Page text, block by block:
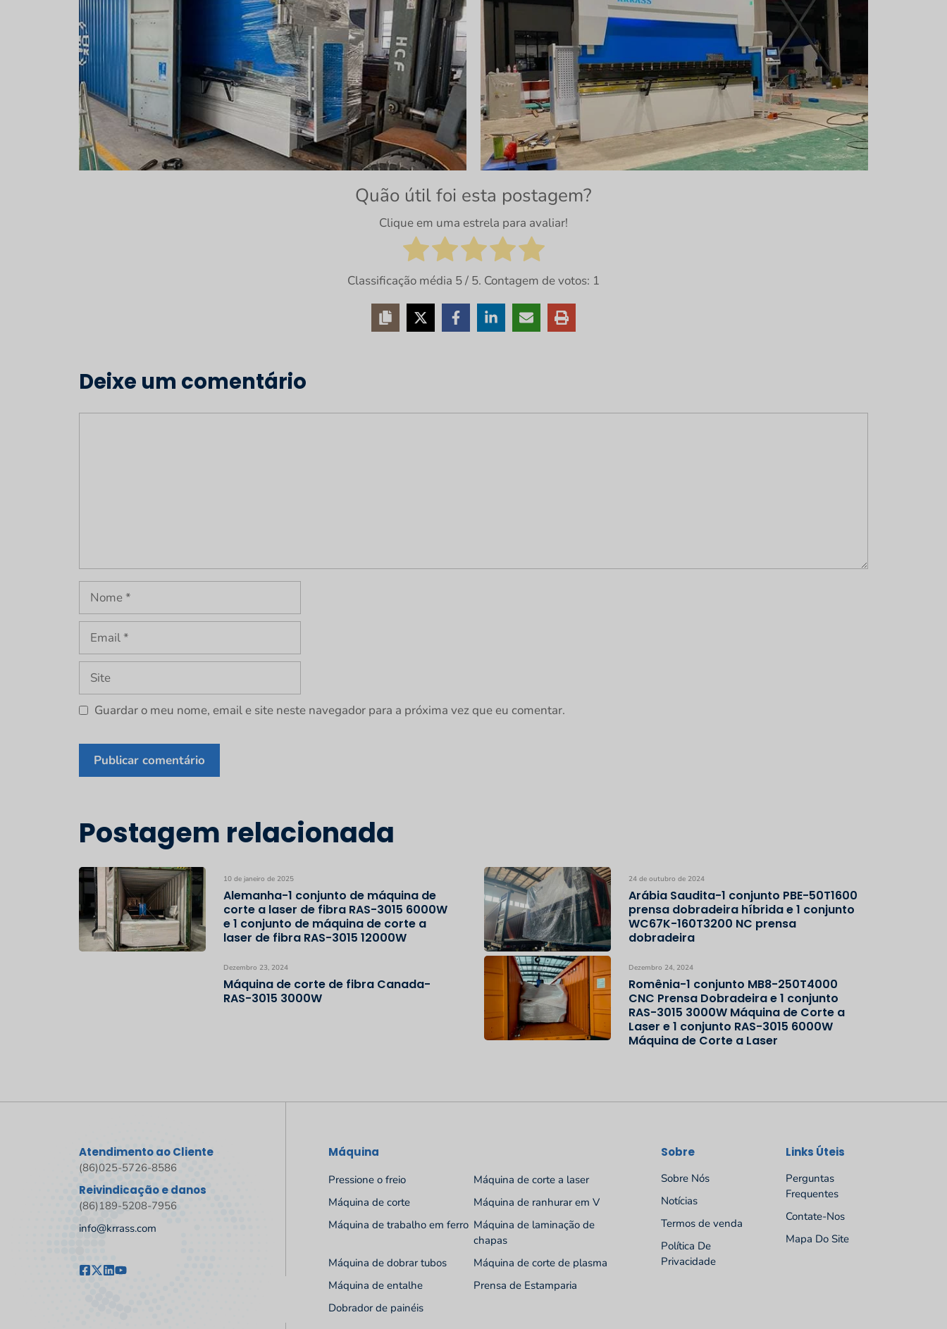
Quão útil foi esta postagem?
Clique em uma estrela para avaliar!
Classificação média 5/ 5. Contagem de votos: 1
Deixe um comentário
Guardar o meu nome, email e site neste navegador para a próxima vez que eu comentar.
Postagem relacionada
10 de janeiro de 2025
Alemanha-1 conjunto de máquina de
corte a laser de fibra RAS-3015 6000W
e 1 conjunto de máquina de corte a
laser de fibra RAS-3015 12000W
24 de outubro de 2024
Arábia Saudita-1 conjunto PBE-50T1600
prensa dobradeira híbrida e 1 conjunto
WC67K-160T3200 NC prensa
dobradeira
Dezembro 23, 2024
Máquina de corte de fibra Canada-
RAS-3015 3000W
Dezembro 24, 2024
Romênia-1 conjunto MB8-250T4000
CNC Prensa Dobradeira e 1 conjunto
RAS-3015 3000W Máquina de Corte a
Laser e 1 conjunto RAS-3015 6000W
Máquina de Corte a Laser
Atendimento ao Cliente
(86)025-5726-8586
Reivindicação e danos
(86)189-5208-7956
info@krrass.com
Máquina
Pressione o freio
Máquina de corte a laser
Máquina de corte
Máquina de ranhurar em V
Máquina de trabalho em ferro Máquina de laminação de
chapas
Máquina de dobrar tubos
Máquina de corte de plasma
Máquina de entalhe
Prensa de Estamparia
Dobrador de painéis
Sobre
Sobre Nós
Notícias
Termos de venda
Política De
Privacidade
Links Úteis
Perguntas
Frequentes
Contate-Nos
Mapa Do Site